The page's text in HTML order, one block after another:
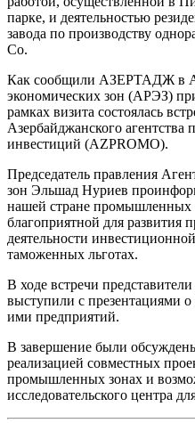
парке, и деятельностью
завода по производству
Co.
Как сообщили АЗЕРТАДЖ в
экономических зон (АРЭЗ)
рамках визита состоялась
Азербайджанского агентства
инвестиций (AZPROMO).
Председатель правления
зон Эльшад Нуриев
нашей стране промышленных
благоприятной для развития
деятельности
таможенных льготах.
В ходе встречи
выступили с презентациями о
ими предприятий.
В завершение были
реализацией совместных
промышленных зонах и
исследовательского центра